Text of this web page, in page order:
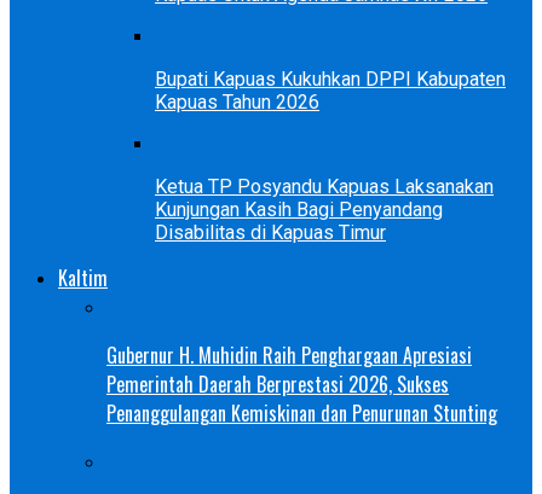
Bupati Kapuas Kukuhkan DPPI Kabupaten
Kapuas Tahun 2026
Ketua TP Posyandu Kapuas Laksanakan
Kunjungan Kasih Bagi Penyandang
Disabilitas di Kapuas Timur
Kaltim
Gubernur H. Muhidin Raih Penghargaan Apresiasi
Pemerintah Daerah Berprestasi 2026, Sukses
Penanggulangan Kemiskinan dan Penurunan Stunting